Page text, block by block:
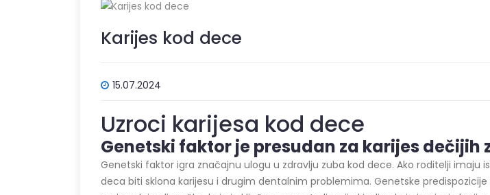
Karijes kod dece
15.07.2024
Uzroci karijesa kod dece
Genetski faktor je presudan za karijes dečijih
Genetski faktor igra značajnu ulogu u zdravlju zuba kod dece. Ako roditelji
deca biti sklona karijesu i drugim dentalnim problemima. Genetske